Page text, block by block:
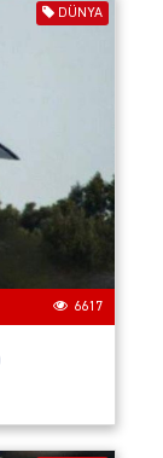
DÜNYA
6617